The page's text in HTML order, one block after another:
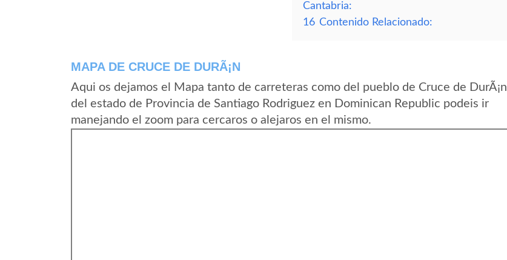
Cantabria:
16 Contenido Relacionado:
MAPA DE CRUCE DE DURÃ¡N
Aqui os dejamos el Mapa tanto de carreteras como del pueblo de Cruce de DurÃ¡n
del estado de Provincia de Santiago Rodriguez en Dominican Republic podeis ir
manejando el zoom para cercaros o alejaros en el mismo.